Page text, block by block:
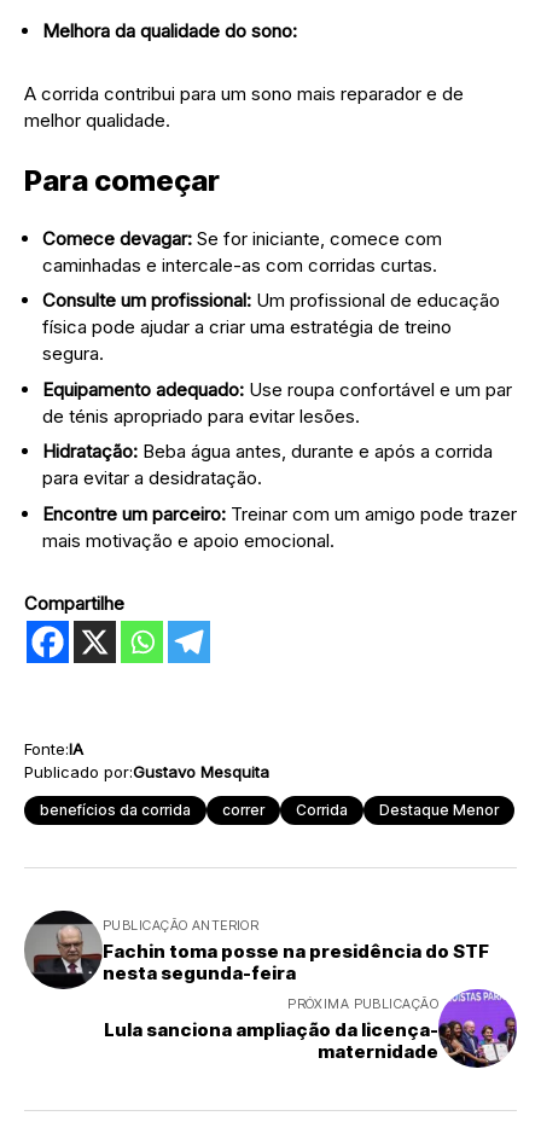
Melhora da qualidade do sono:
A corrida contribui para um sono mais reparador e de
melhor qualidade.
Para começar
Comece devagar: Se for iniciante, comece com
caminhadas e intercale-as com corridas curtas.
Consulte um profissional: Um profissional de educação
física pode ajudar a criar uma estratégia de treino
segura.
Equipamento adequado: Use roupa confortável e um par
de ténis apropriado para evitar lesões.
Hidratação: Beba água antes, durante e após a corrida
para evitar a desidratação.
Encontre um parceiro: Treinar com um amigo pode trazer
mais motivação e apoio emocional.
Compartilhe
Fonte:IA
Publicado por:Gustavo Mesquita
benefícios da corrida correr Corrida Destaque Menor
PUBLICAÇÃO ANTERIOR
Fachin toma posse na presidência do STF
nesta segunda-feira
PRÓXIMA PUBLICAÇÃO
Lula sanciona ampliação da licença-
maternidade